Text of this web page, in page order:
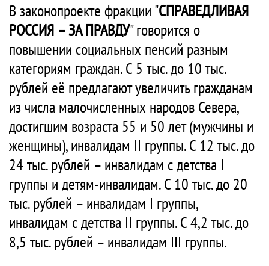
В законопроекте фракции "СПРАВЕДЛИВАЯ
РОССИЯ – ЗА ПРАВДУ" говорится о
повышении социальных пенсий разным
категориям граждан. С 5 тыс. до 10 тыс.
рублей её предлагают увеличить гражданам
из числа малочисленных народов Севера,
достигшим возраста 55 и 50 лет (мужчины и
женщины), инвалидам II группы. С 12 тыс. до
24 тыс. рублей – инвалидам с детства I
группы и детям-инвалидам. С 10 тыс. до 20
тыс. рублей – инвалидам I группы,
инвалидам с детства II группы. С 4,2 тыс. до
8,5 тыс. рублей – инвалидам III группы.